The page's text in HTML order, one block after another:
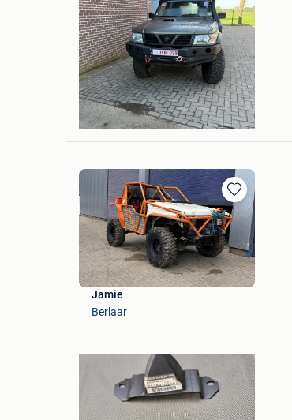
Mijn
Favorieten
Jf
Kalmthout & Deel Wuustwezel
Bewaren
in
Mijn
Favorieten
Jamie
Berlaar
Favorieten